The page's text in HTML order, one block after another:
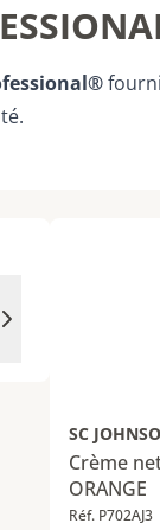
SC
Crème
ORANGE
Réf. P702AJ3